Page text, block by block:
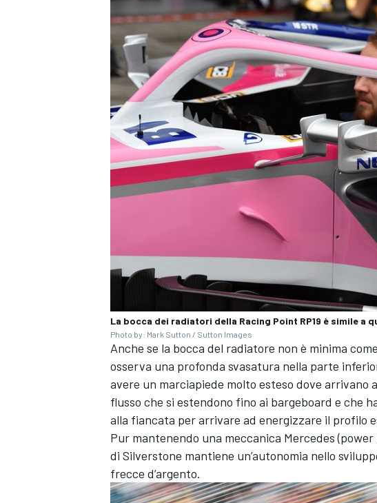
MONOMARCA
RALLY
La bocca dei radiatori della Racing Point RP19 è simile a
Photo by: Mark Sutton / Sutton Images
Anche se la bocca del radiatore non è minima
osserva una profonda svasatura nella parte
avere un marciapiede molto esteso dove
flusso che si estendono fino ai bargeboard e che
alla fiancata per arrivare ad energizzare il profilo
Pur mantenendo una meccanica Mercedes
di Silverstone mantiene un’autonomia nello
frecce d’argento.